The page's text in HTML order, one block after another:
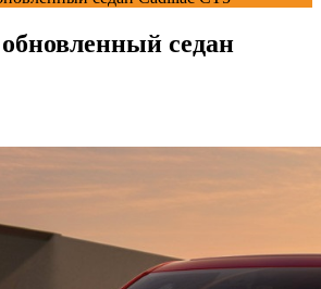
седан